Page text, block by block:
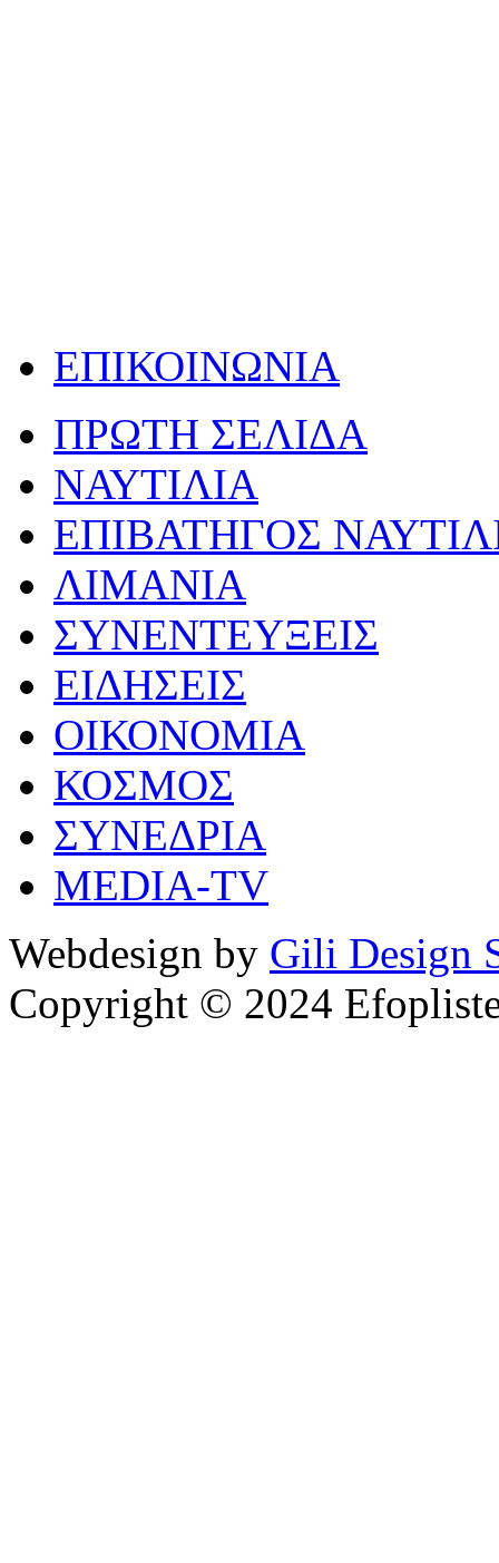
ΕΠΙΚΟΙΝΩΝΙΑ
ΠΡΩΤΗ ΣΕΛΙΔΑ
ΝΑΥΤΙΛΙΑ
ΕΠΙΒΑΤΗΓΟΣ
ΛΙΜΑΝΙΑ
ΣΥΝΕΝΤΕΥΞΕΙΣ
ΕΙΔΗΣΕΙΣ
ΟΙΚΟΝΟΜΙΑ
ΚΟΣΜΟΣ
ΣΥΝΕΔΡΙΑ
MEDIA-TV
Webdesign by Gili Design
Copyright © 2024